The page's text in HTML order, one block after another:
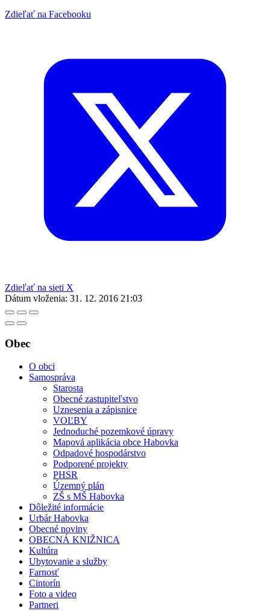
Zdieľať na Facebooku
Zdieľať na sieti X
Dátum vloženia: 31. 12. 2016 21:03
Obec
O obci
Samospráva
Starosta
Obecné zastupiteľstvo
Uznesenia a zápisnice
VOĽBY
Jednoduché pozemkové úpravy
Mapová aplikácia obce Habovka
Odpadové hospodárstvo
Podporené projekty
PHSR
Územný plán
ZŠ s MŠ Habovka
Dôležité informácie
Urbár Habovka
Obecné noviny
OBECNÁ KNIŽNICA
Kultúra
Ubytovanie a služby
Farnosť
Cintorín
Foto a video
Partneri